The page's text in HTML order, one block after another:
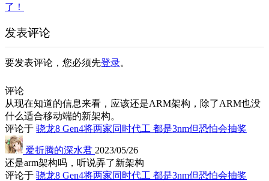
了！
发表评论
要发表评论，您必须先登录。
评论
从现在知道的信息来看，应该还是ARM架构，除了ARM也没
什么适合移动端的新架构。
评论于 骁龙8 Gen4将两家同时代工 都是3nm但恐怕会抽奖
爱折腾的深水君 2023/05/26
还是arm架构吗，听说弄了新架构
评论于 骁龙8 Gen4将两家同时代工 都是3nm但恐怕会抽奖